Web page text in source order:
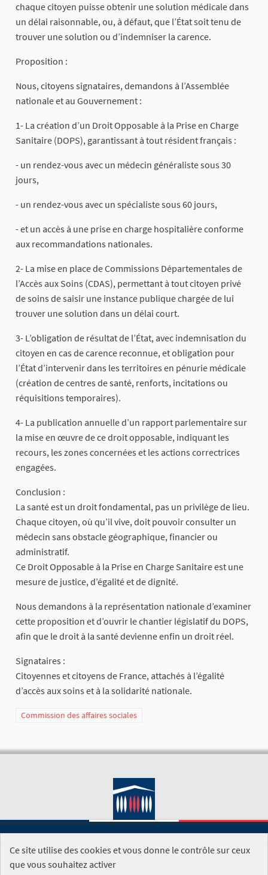
chaque citoyen puisse obtenir une solution médicale dans
un délai raisonnable, ou, à défaut, que l’État soit tenu de
trouver une solution ou d’indemniser la carence.
Proposition :
Nous, citoyens signataires, demandons à l’Assemblée
nationale et au Gouvernement :
1- La création d’un Droit Opposable à la Prise en Charge
Sanitaire (DOPS), garantissant à tout résident français :
- un rendez-vous avec un médecin généraliste sous 30
jours,
- un rendez-vous avec un spécialiste sous 60 jours,
- et un accès à une prise en charge hospitalière conforme
aux recommandations nationales.
2- La mise en place de Commissions Départementales de
l’Accès aux Soins (CDAS), permettant à tout citoyen privé
de soins de saisir une instance publique chargée de lui
trouver une solution dans un délai court.
3- L’obligation de résultat de l’État, avec indemnisation du
citoyen en cas de carence reconnue, et obligation pour
l’État d’intervenir dans les territoires en pénurie médicale
(création de centres de santé, renforts, incitations ou
réquisitions temporaires).
4- La publication annuelle d’un rapport parlementaire sur
la mise en œuvre de ce droit opposable, indiquant les
recours, les zones concernées et les actions correctrices
engagées.
Conclusion :
La santé est un droit fondamental, pas un privilège de lieu.
Chaque citoyen, où qu’il vive, doit pouvoir consulter un
médecin sans obstacle géographique, financier ou
administratif.
Ce Droit Opposable à la Prise en Charge Sanitaire est une
mesure de justice, d’égalité et de dignité.
Nous demandons à la représentation nationale d’examiner
cette proposition et d’ouvrir le chantier législatif du DOPS,
afin que le droit à la santé devienne enfin un droit réel.
Signataires :
Citoyennes et citoyens de France, attachés à l’égalité
d’accès aux soins et à la solidarité nationale.
Commission des affaires sociales
SITE DE L'ASSEMBLÉE NATIONALE
Ce site utilise des cookies et vous donne le contrôle sur ceux
que vous souhaitez activer